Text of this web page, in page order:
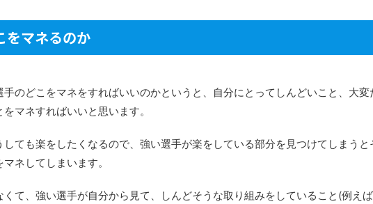
をマネるのか
手のどこをマネをすればいいのかというと、自分にとってしんどいこと、大変
をマネすればいいと思います。
しても楽をしたくなるので、強い選手が楽をしている部分を見つけてしまうと
ネしてしまいます。
くて、強い選手が自分から見て、しんどそうな取り組みをしていること(例え